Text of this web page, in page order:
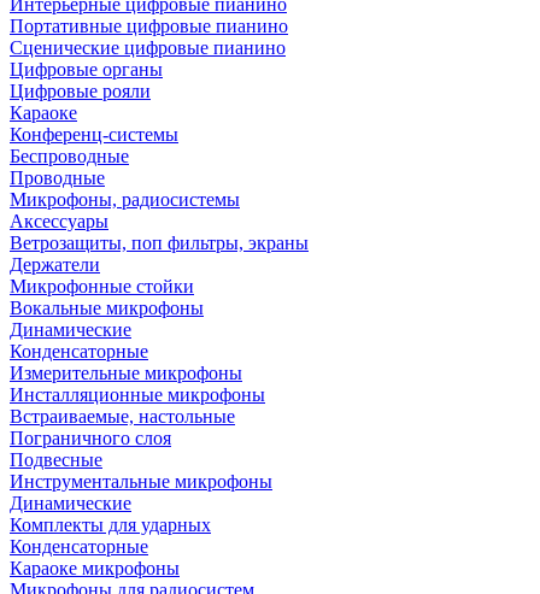
Интерьерные цифровые пианино
Портативные цифровые пианино
Сценические цифровые пианино
Цифровые органы
Цифровые рояли
Караоке
Конференц-системы
Беспроводные
Проводные
Микрофоны, радиосистемы
Аксессуары
Ветрозащиты, поп фильтры, экраны
Держатели
Микрофонные стойки
Вокальные микрофоны
Динамические
Конденсаторные
Измерительные микрофоны
Инсталляционные микрофоны
Встраиваемые, настольные
Пограничного слоя
Подвесные
Инструментальные микрофоны
Динамические
Комплекты для ударных
Конденсаторные
Караоке микрофоны
Микрофоны для радиосистем